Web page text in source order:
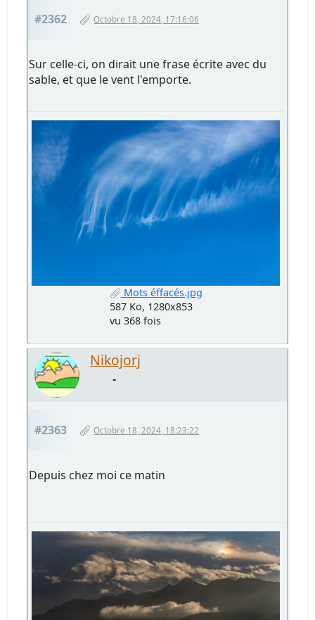
#2362 Octobre 18, 2024, 17:16:06
Sur celle-ci, on dirait une frase écrite avec du
sable, et que le vent l'emporte.
Mots éffacés.jpg
587 Ko, 1280x853
vu 368 fois
Nikojorj
-
#2363 Octobre 18, 2024, 18:23:22
Depuis chez moi ce matin